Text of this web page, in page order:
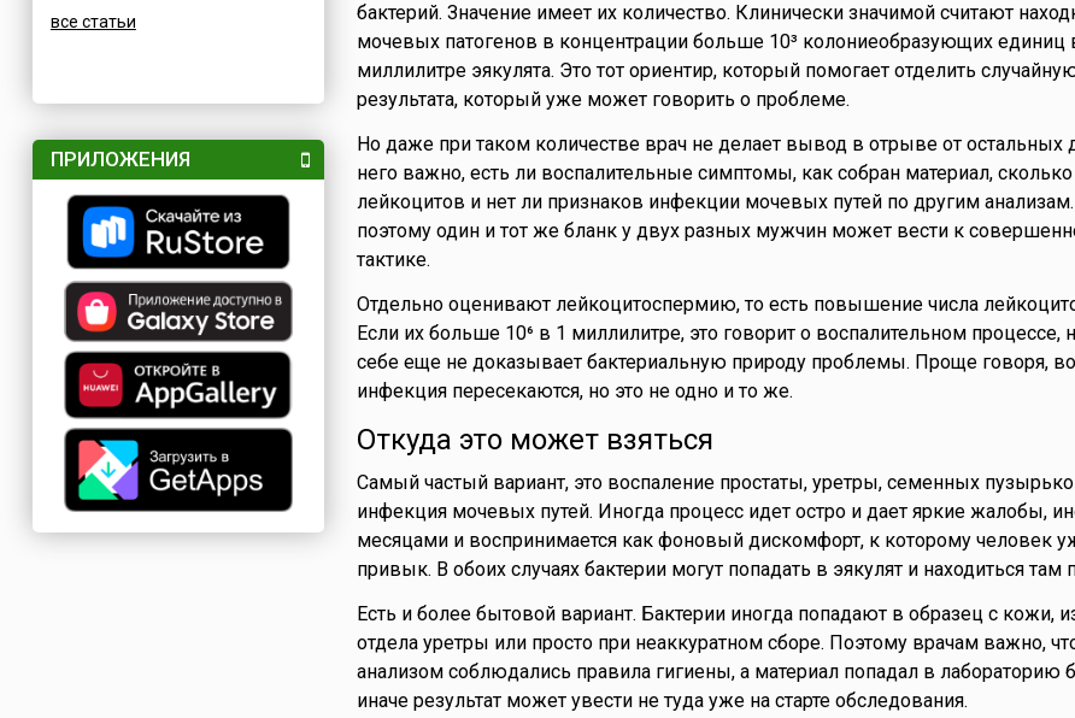
все статьи
ПРИЛОЖЕНИЯ
бактерий. Значение имеет их количество. Клинически значимой считают
мочевых патогенов в концентрации больше 10³ колониеобразующих единиц
миллилитре эякулята. Это тот ориентир, который помогает отделить
результата, который уже может говорить о проблеме.
Но даже при таком количестве врач не делает вывод в отрыве от остальных
него важно, есть ли воспалительные симптомы, как собран материал,
лейкоцитов и нет ли признаков инфекции мочевых путей по другим
поэтому один и тот же бланк у двух разных мужчин может вести к
тактике.
Отдельно оценивают лейкоцитоспермию, то есть повышение числа
Если их больше 10⁶ в 1 миллилитре, это говорит о воспалительном процессе,
себе еще не доказывает бактериальную природу проблемы. Проще говоря,
инфекция пересекаются, но это не одно и то же.
Откуда это может взяться
Самый частый вариант, это воспаление простаты, уретры, семенных
инфекция мочевых путей. Иногда процесс идет остро и дает яркие жалобы,
месяцами и воспринимается как фоновый дискомфорт, к которому человек
привык. В обоих случаях бактерии могут попадать в эякулят и находиться там
Есть и более бытовой вариант. Бактерии иногда попадают в образец с кожи,
отдела уретры или просто при неаккуратном сборе. Поэтому врачам важно,
анализом соблюдались правила гигиены, а материал попадал в лабораторию
иначе результат может увести не туда уже на старте обследования.